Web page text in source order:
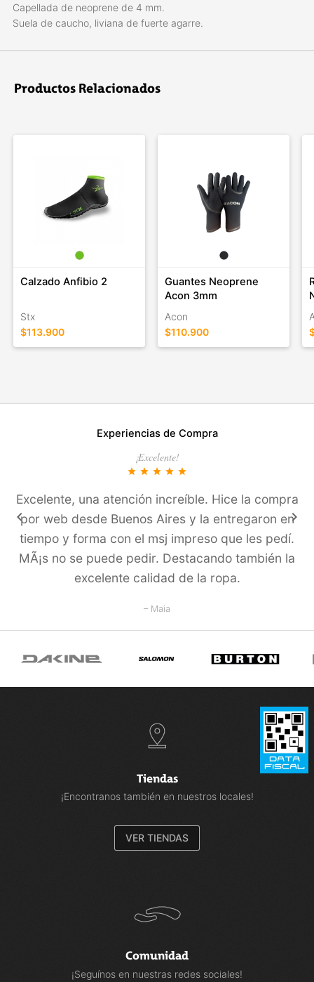
Capellada de neoprene de 4 mm.
Suela de caucho, liviana de fuerte agarre.
Productos Relacionados
Calzado Anfibio 2
Stx
$113.900
Guantes Neoprene
Acon 3mm
Acon
$110.900
Experiencias de Compra
¡Excelente!
star star star star star
Excelente, una atención increíble. Hice la compra
por web desde Buenos Aires y la entregaron en
tiempo y forma con el msj impreso que les pedí­.
MÃ¡s no se puede pedir. Destacando también la
excelente calidad de la ropa.
– Maia
keyboard_arrow_left keyboard_arrow_right
Tiendas
¡Encontranos también en nuestros locales!
VER TIENDAS
Comunidad
¡Seguínos en nuestras redes sociales!